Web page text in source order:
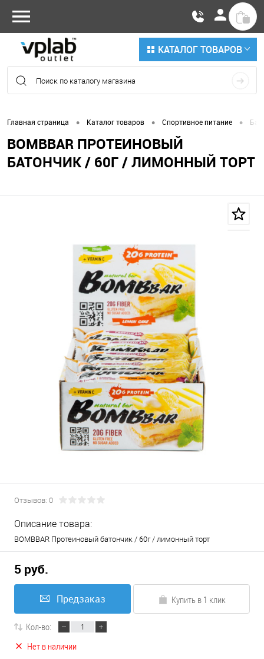
КАТАЛОГ ТОВАРОВ
Главная страница • Каталог товаров • Спортивное питание •
BOMBBAR ПРОТЕИНОВЫЙ
БАТОНЧИК / 60Г / ЛИМОННЫЙ ТОРТ
Отзывов: 0
Описание товара:
BOMBBAR Протеиновый батончик / 60г / лимонный торт
5 руб.
Предзаказ Купить в 1 клик
Кол-во:
Нет в наличии